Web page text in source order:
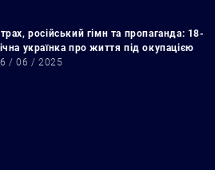
російський гімн та пропаганда: 18-
українка про життя під окупацією
/ 06 / 2025